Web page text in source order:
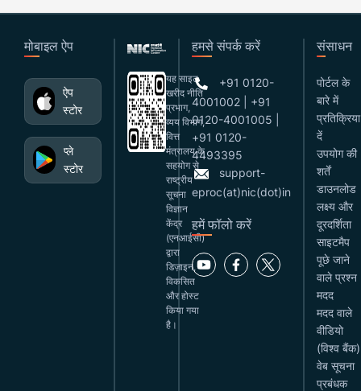
मोबाइल ऐप
ऐप
स्टोर
प्ले
स्टोर
यह साइट
खरीद नीति
प्रभाग,
व्यय विभाग,
वित्त
मंत्रालय के
सहयोग से
राष्ट्रीय
सूचना
विज्ञान
केंद्र
(एनआईसी)
द्वारा
डिज़ाइन,
विकसित
और होस्ट
किया गया
है।
हमसे संपर्क करें
+91 0120-
4001002 | +91
0120-4001005 |
+91 0120-
4493395
support-
eproc(at)nic(dot)in
हमें फॉलो करें
संसाधन
पोर्टल के
बारे में
प्रतिक्रिया
दें
उपयोग की
शर्तें
डाउनलोड
लक्ष्य और
दूरदर्शिता
साइटमैप
पूछे जाने
वाले प्रश्न
मदद
मदद वाले
वीडियो
(विश्व बैंक)
वेब सूचना
प्रबंधक